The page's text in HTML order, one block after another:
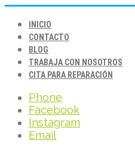
INICIO
CONTACTO
BLOG
TRABAJA CON NOSOTROS
CITA PARA REPARACIÓN
Phone
Facebook
Instagram
Email